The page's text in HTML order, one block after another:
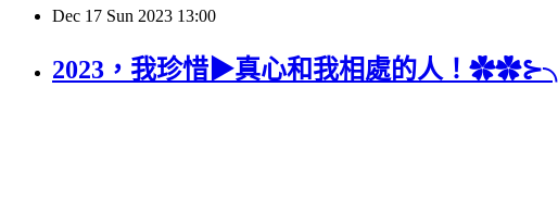
Dec 17 Sun 2023 13:00
2023，我珍惜▶真心和我相處的人！✿✿⊱╮